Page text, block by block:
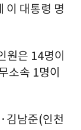
이 대통령 명
원은 14명이
소속 1명이
김남준(인천